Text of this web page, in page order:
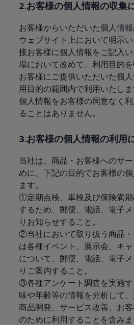
モデル別月々のお
カスタマーポータ
Match Maker 登録
補助金・エコカー優遇制
補助金・エコカー
ID.4
Golf
Golf Variant
Passat
ID. Buzz
アフターサービス
サービスと純正部品
点検と車検
修理と点検
ホイールとタイヤ
路上故障に関する
Lifestyle & goods
Car Navigation
Drive Recorder
お客様情報
リサイクルへの取
警告灯とインジケ
特定整備情報
ユーザーガイド
運転上の注意
自動車リサイクル法
ロイヤリティプログラム
安心プログラム
メンテナンスプロ
延長保証ウォルフィ
2.お客様の個人情報の収集
お客様からいただいた個人情
ウェブサイト上において明示
接お客様に個人情報をご記入
場において改めて、利用目的を
お客様にご提供いただいた個
用目的の範囲内で利用いたし
個人情報をお客様の同意なく
ることはありません。
3.お客様の個人情報の利用
当社は、商品・お客様へのサ
めに、下記の目的でお客様の
ます。
①定期点検、車検及び保険満
するため、郵便、電話、電子
りお知らせすること。
②当社において取り扱う商品
は各種イベント、展示会、キ
について、郵便、電話、電子
りご案内すること。
③各種アンケート調査を実施
味や年齢等の情報を分析して
商品開発、サービス改善、お
のために利用することを含みま